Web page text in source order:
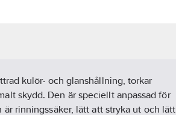
kulör- och glanshållning, torkar
skydd. Den är speciellt anpassad för
rinningssäker, lätt att stryka ut och lätt